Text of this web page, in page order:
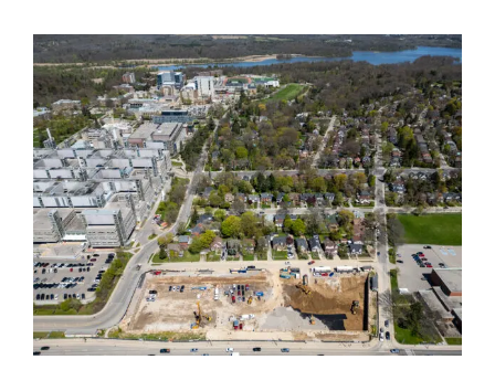
Résidence étudiante, Université
McMaster : Hamilton, Ontario